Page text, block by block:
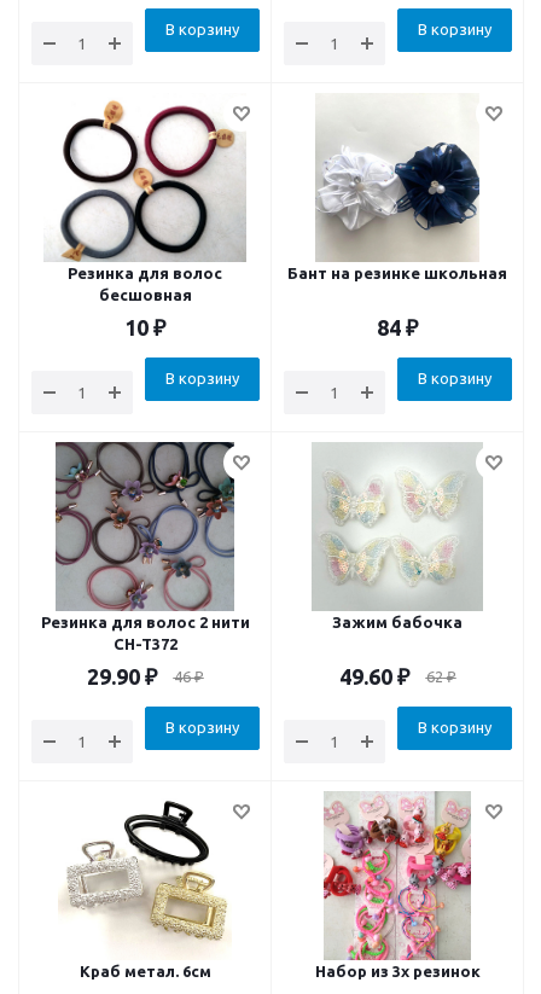
В корзину В корзину
Резинка для волос
бесшовная
10 ₽
В корзину
Бант на резинке школьная
84 ₽
В корзину
Резинка для волос 2 нити
CH-T372
29.90₽ 46₽
В корзину
Зажим бабочка
49.60₽ 62₽
В корзину
Краб метал. 6см Набор из 3х резинок